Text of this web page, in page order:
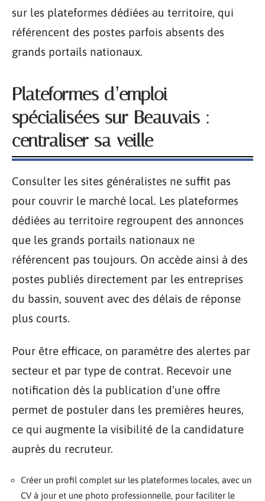
sur les plateformes dédiées au territoire, qui
référencent des postes parfois absents des
grands portails nationaux.
Plateformes d’emploi
spécialisées sur Beauvais :
centraliser sa veille
Consulter les sites généralistes ne suffit pas
pour couvrir le marché local. Les plateformes
dédiées au territoire regroupent des annonces
que les grands portails nationaux ne
référencent pas toujours. On accède ainsi à des
postes publiés directement par les entreprises
du bassin, souvent avec des délais de réponse
plus courts.
Pour être efficace, on paramètre des alertes par
secteur et par type de contrat. Recevoir une
notification dès la publication d’une offre
permet de postuler dans les premières heures,
ce qui augmente la visibilité de la candidature
auprès du recruteur.
Créer un profil complet sur les plateformes locales, avec un
CV à jour et une photo professionnelle, pour faciliter le